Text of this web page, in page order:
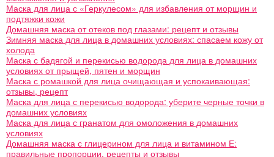
Маска для лица с «Геркулесом» для избавления от морщин и
подтяжки кожи
Домашняя маска от отеков под глазами: рецепт и отзывы
Зимняя маска для лица в домашних условиях: спасаем кожу от
холода
Маска с бадягой и перекисью водорода для лица в домашних
условиях от прыщей, пятен и морщин
Маска с ромашкой для лица очищающая и успокаивающая:
отзывы, рецепт
Маска для лица с перекисью водорода: уберите черные точки в
домашних условиях
Маска для лица с гранатом для омоложения в домашних
условиях
Домашняя маска с глицерином для лица и витамином Е:
правильные пропорции, рецепты и отзывы